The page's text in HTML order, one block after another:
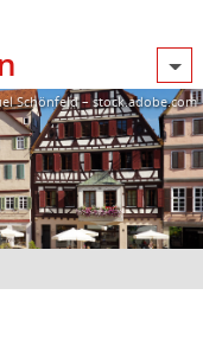
Schönfeld – stock.adobe.com